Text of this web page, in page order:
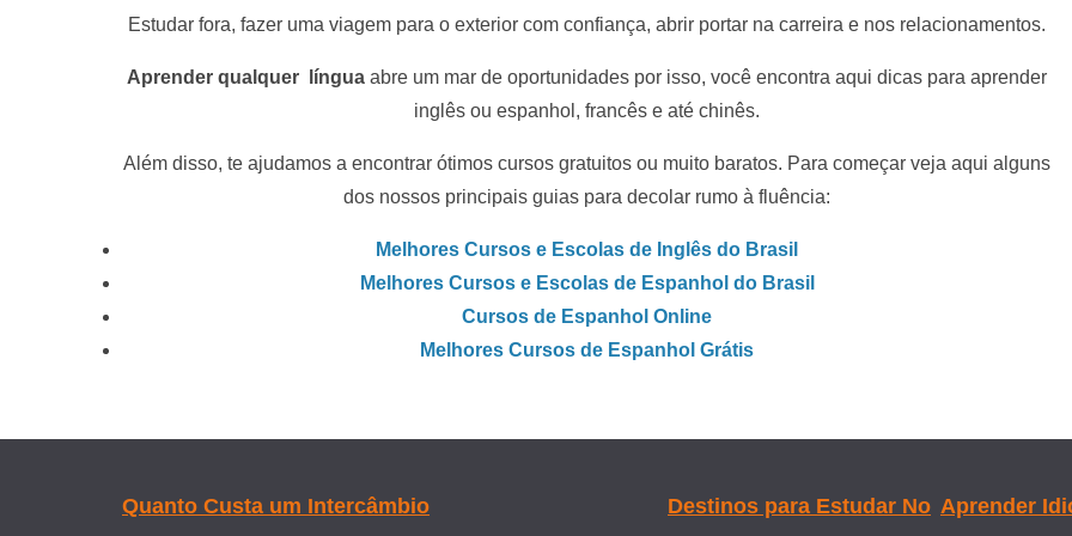
Estudar fora, fazer uma viagem para o exterior com confiança, abrir portar na carreira e nos relacionamentos.
Aprender qualquer língua abre um mar de oportunidades por isso, você encontra aqui dicas para aprender
inglês ou espanhol, francês e até chinês.
Além disso, te ajudamos a encontrar ótimos cursos gratuitos ou muito baratos. Para começar veja aqui alguns
dos nossos principais guias para decolar rumo à fluência:
Melhores Cursos e Escolas de Inglês do Brasil
Melhores Cursos e Escolas de Espanhol do Brasil
Cursos de Espanhol Online
Melhores Cursos de Espanhol Grátis
Quanto Custa um Intercâmbio
Destinos para Estudar No Aprender